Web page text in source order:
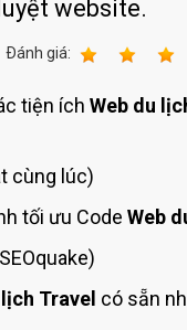
website.
Ðánh giá:
tiện ích Web du
cùng lúc)
tối ưu Code Web
Travel có sẵn